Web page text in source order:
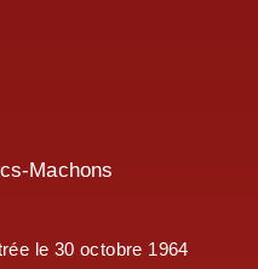
Machons
le 30 octobre 1964